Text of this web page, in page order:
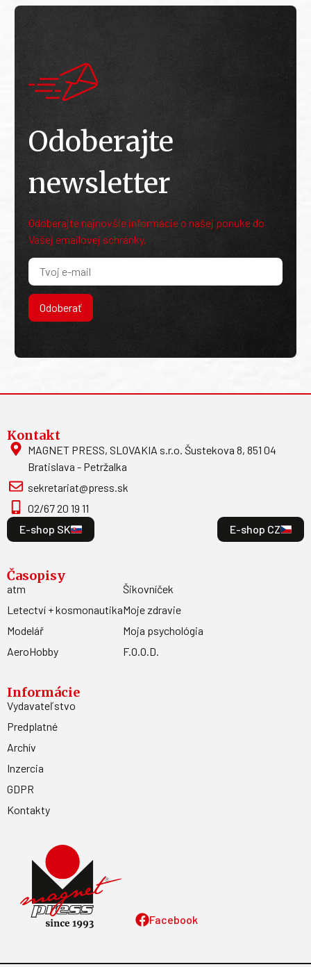
Odoberajte
newsletter
Odoberajte najnovšie informácie o našej ponuke do
Vašej emailovej schránky.
Odoberať
Facebook
Kontakt
MAGNET PRESS, SLOVAKIA s.r.o. Šustekova 8, 851 04
Bratislava - Petržalka
sekretariat@press.sk
02/67 20 19 11
E-shop SK
E-shop CZ
Časopisy
atm
Letectví + kosmonautika
Modelář
AeroHobby
Šikovníček
Moje zdravie
Moja psychológia
F.O.O.D.
Informácie
Vydavateľstvo
Predplatné
Archív
Inzercia
GDPR
Kontakty